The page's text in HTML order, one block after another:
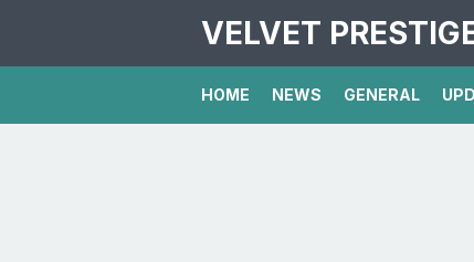
VELVET
HOME NEWS GENERAL